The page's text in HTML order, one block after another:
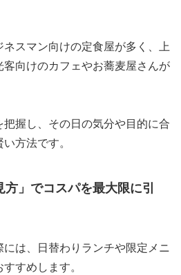
スマン向けの定食屋が多く、上
客向けのカフェやお蕎麦屋さんが
握し、その日の気分や目的に合
方法です。
」でコスパを最大限に引
は、日替わりランチや限定メニ
すめします。